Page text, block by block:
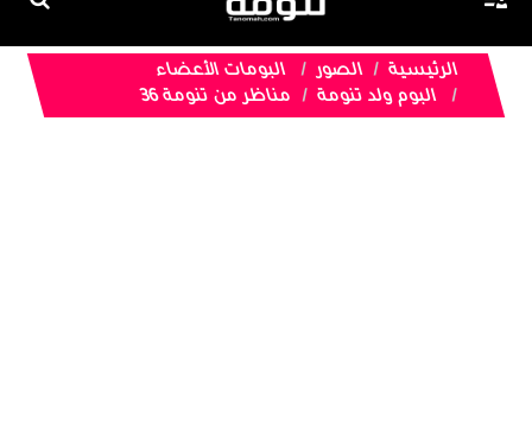
الرئيسية الصور
البومات الأعضاء
البوم ولد تنومة
مناظر من تنومة 36